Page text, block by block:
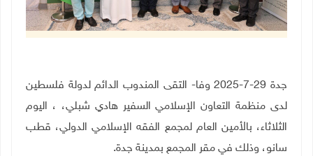
جدة 29-7-2025 وفا- التقى المندوب الدائم لدولة فلسطين
لدى منظمة التعاون الإسلامي السفير هادي شبلي، ، اليوم
الثلاثاء، بالأمين العام لمجمع الفقه الإسلامي الدولي، قطب
سانو، وذلك في مقر المجمع بمدينة جدة.